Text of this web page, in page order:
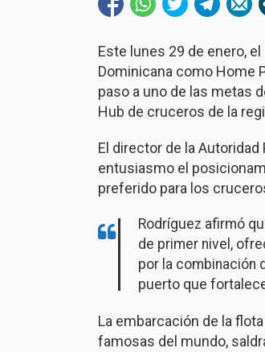
Este lunes 29 de enero,
Dominicana como Home
paso a uno de las metas
Hub de cruceros de la
El director de la
entusiasmo el
preferido para los
Rodríguez afirmó
de primer nivel,
por la combinación
puerto que
La embarcación de la
famosas del mundo,